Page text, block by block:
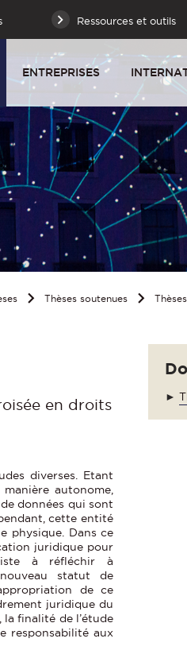
Ressources et outils
ENTREPRISES
Thèses soutenues
Thèses
en droits
diverses. Etant
autonome,
données qui sont
cette entité
physique. Dans ce
juridique pour
à réfléchir à
statut de
de ce
juridique du
finalité de l’étude
responsabilité aux
►